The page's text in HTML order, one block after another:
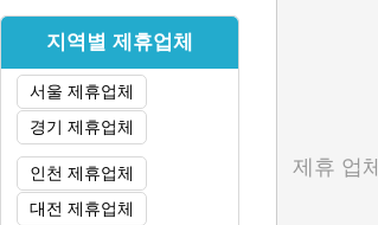
제휴 업
지역별 제휴업체
서울 제휴업체
경기 제휴업체
인천 제휴업체
대전 제휴업체